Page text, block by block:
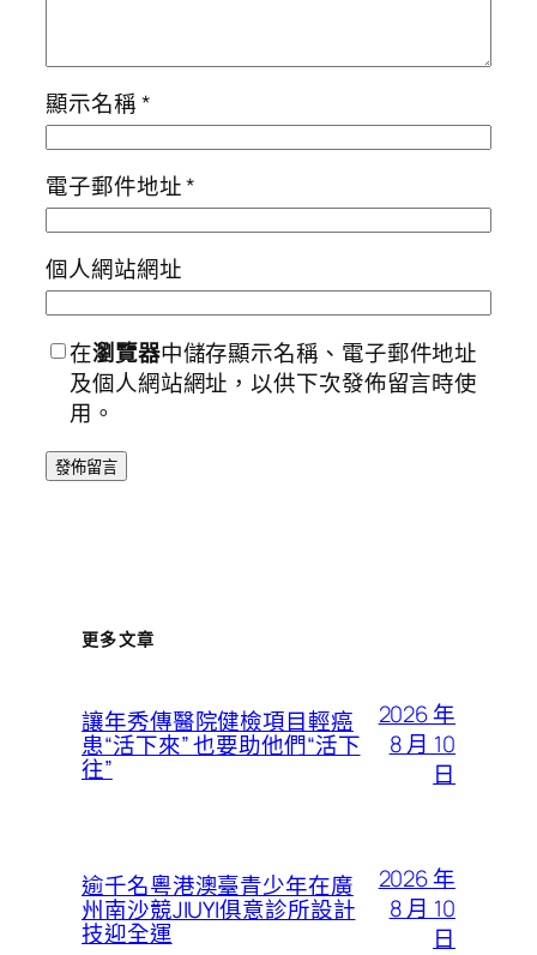
顯示名稱*
電子郵件地址*
個人網站網址
在瀏覽器中儲存顯示名稱、電子郵件地址
及個人網站網址，以供下次發佈留言時使
用。
更多文章
讓年秀傳醫院健檢項目輕癌
患“活下來” 也要助他們“活下
往”
2026 年
8 月 10
日
逾千名粵港澳臺青少年在廣
州南沙競JIUYI俱意診所設計
技迎全運
2026 年
8 月 10
日